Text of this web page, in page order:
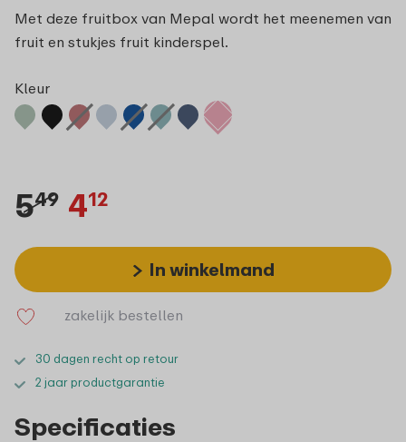
Met deze fruitbox van Mepal wordt het meenemen van
fruit en stukjes fruit kinderspel.
Kleur
549 412
In winkelmand
zakelijk bestellen
30 dagen recht op retour
2 jaar productgarantie
Specificaties